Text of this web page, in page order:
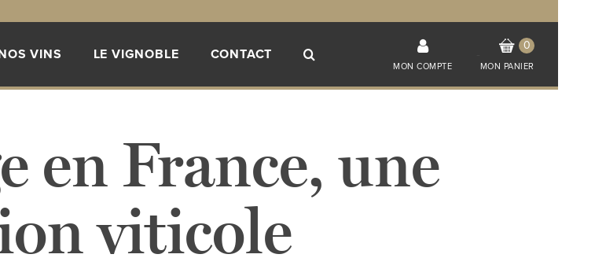
VINS LE VIGNOBLE CONTACT
MON COMPTE
0
MON PANIER
en France, une
viticole